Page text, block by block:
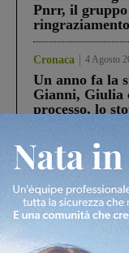
Pnrr, il
Cronaca 4 Agosto
Un anno fa la
Gianni, Giulia
processo, lo
Cronaca 3 Agosto
Scomparso
Fiorentino
Levane nel